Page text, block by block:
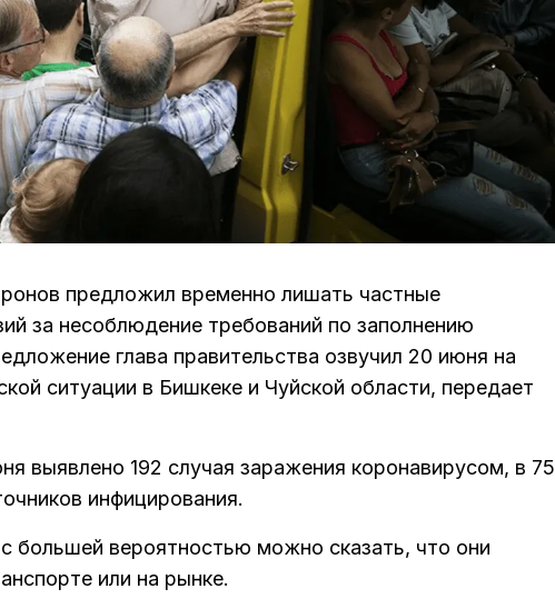
предложил временно лишать частные
за несоблюдение требований по заполнению
глава правительства озвучил 20 июня на
ситуации в Бишкеке и Чуйской области, передает
выявлено 192 случая заражения коронавирусом, в 75
инфицирования.
большей вероятностью можно сказать, что они
или на рынке.